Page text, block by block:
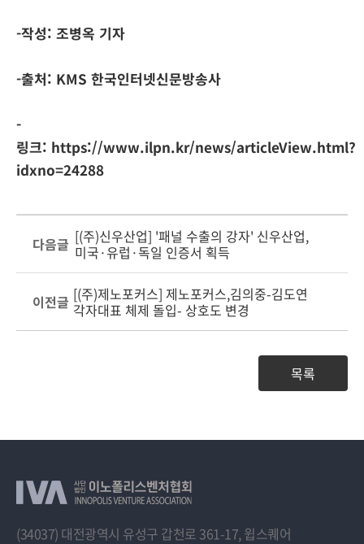
-작성: 조병옥 기자
-출처: KMS 한국인터넷신문방송사
-
링크: https://www.ilpn.kr/news/articleView.html?
idxno=24288
다음글 [(주)신우산업] '패널 수출의 강자' 신우산업,
미국·유럽·독일 인증서 획득
이전글 [(주)제노포커스] 제노포커스,김의중-김도연
각자대표 체제 돌입- 상호도 변경
목록
(34037) 대전광역시 유성구 갑천로 361-17, 윕스퀘어